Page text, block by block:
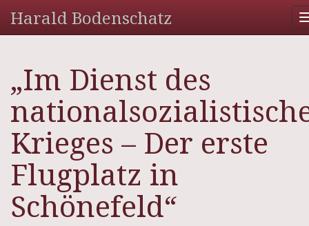
Harald Bodenschatz
„Im Dienst des
Krieges – Der erste
Flugplatz in
Schönefeld“